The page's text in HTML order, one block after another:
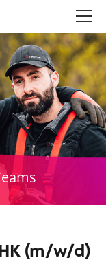
(m/w/d)